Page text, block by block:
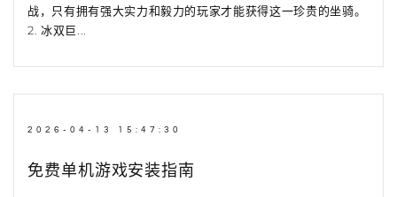
战，只有拥有强大实力和毅力的玩家才能获得这一珍贵的坐骑。
2. 冰双巨...
2026-04-13 15:47:30
免费单机游戏安装指南